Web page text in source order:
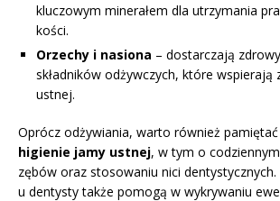
kluczowym minerałem dla utrzymania
kości.
Orzechy i nasiona – dostarczają
składników odżywczych, które wspierają
ustnej.
Oprócz odżywiania, warto również
higienie jamy ustnej, w tym o
zębów oraz stosowaniu nici
u dentysty także pomogą w wykrywaniu